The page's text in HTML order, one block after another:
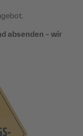
absenden – wir